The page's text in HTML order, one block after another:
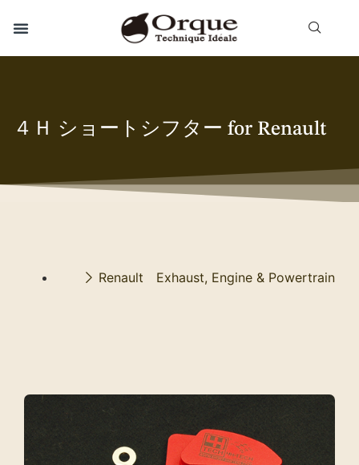
４Ｈ ショートシフター for Renault
Renault Exhaust, Engine & Powertrain